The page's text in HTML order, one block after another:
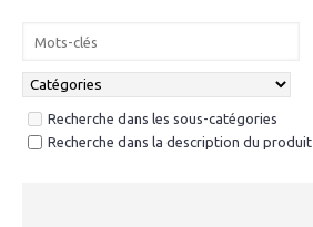
Recherche dans les sous-catégories
Recherche dans la description du produit